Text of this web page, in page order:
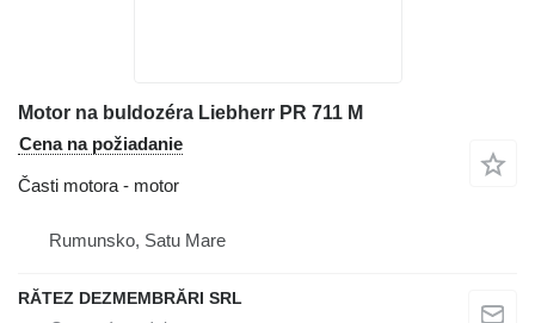
Motor na buldozéra Liebherr PR 711 M
Cena na požiadanie
Časti motora - motor
Rumunsko, Satu Mare
RĂTEZ DEZMEMBRĂRI SRL